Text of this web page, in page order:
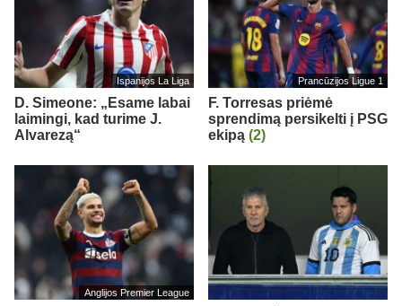
Ispanijos La Liga
D. Simeone: „Esame labai
laimingi, kad turime J.
Alvarezą“
Prancūzijos Ligue 1
F. Torresas priėmė
sprendimą persikelti į PSG
ekipą (2)
Anglijos Premier League